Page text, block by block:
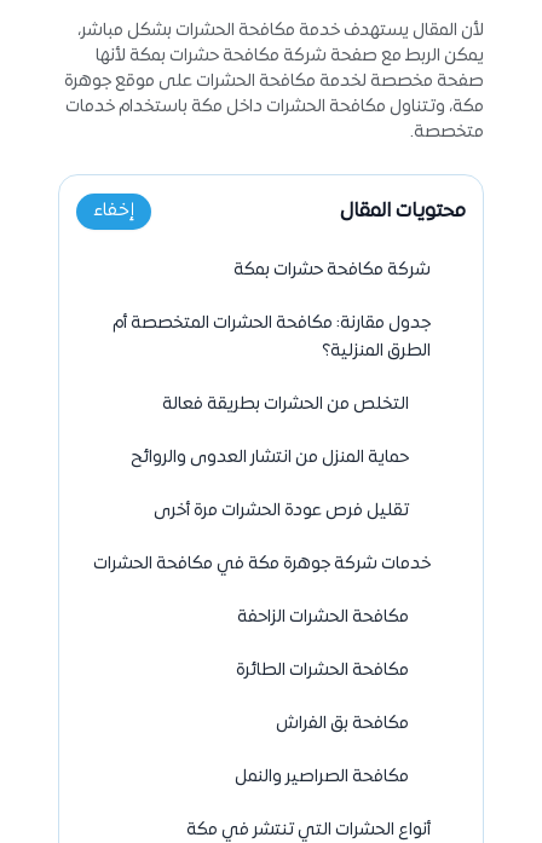
لأن المقال يستهدف خدمة مكافحة الحشرات بشكل مباشر،
يمكن الربط مع صفحة شركة مكافحة حشرات بمكة لأنها
صفحة مخصصة لخدمة مكافحة الحشرات على موقع جوهرة
مكة، وتتناول مكافحة الحشرات داخل مكة باستخدام خدمات
متخصصة.
محتويات المقال إخفاء
شركة مكافحة حشرات بمكة
جدول مقارنة: مكافحة الحشرات المتخصصة أم
الطرق المنزلية؟
التخلص من الحشرات بطريقة فعالة
حماية المنزل من انتشار العدوى والروائح
تقليل فرص عودة الحشرات مرة أخرى
خدمات شركة جوهرة مكة في مكافحة الحشرات
مكافحة الحشرات الزاحفة
مكافحة الحشرات الطائرة
مكافحة بق الفراش
مكافحة الصراصير والنمل
أنواع الحشرات التي تنتشر في مكة